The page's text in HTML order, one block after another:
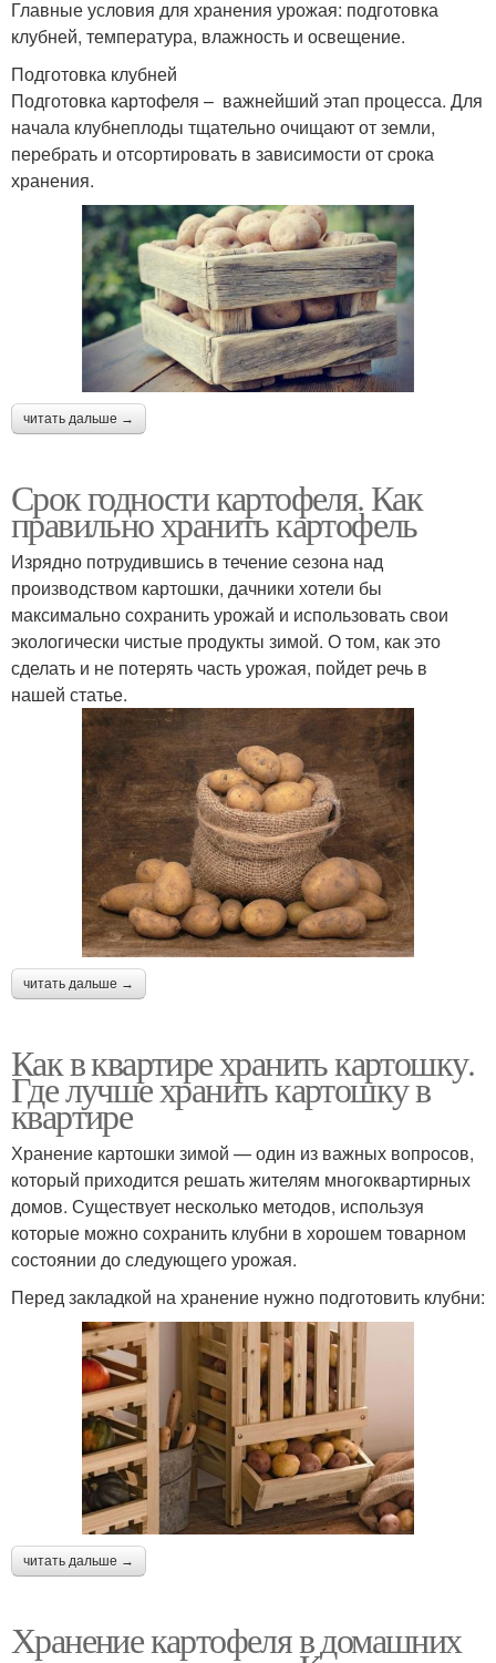
Главные условия для хранения урожая: подготовка
клубней, температура, влажность и освещение.
Подготовка клубней
Подготовка картофеля – важнейший этап процесса. Для
начала клубнеплоды тщательно очищают от земли,
перебрать и отсортировать в зависимости от срока
хранения.
читать дальше →
Срок годности картофеля. Как
правильно хранить картофель
Изрядно потрудившись в течение сезона над
производством картошки, дачники хотели бы
максимально сохранить урожай и использовать свои
экологически чистые продукты зимой. О том, как это
сделать и не потерять часть урожая, пойдет речь в
нашей статье.
читать дальше →
Как в квартире хранить картошку.
Где лучше хранить картошку в
квартире
Хранение картошки зимой — один из важных вопросов,
который приходится решать жителям многоквартирных
домов. Существует несколько методов, используя
которые можно сохранить клубни в хорошем товарном
состоянии до следующего урожая.
Перед закладкой на хранение нужно подготовить клубни:
читать дальше →
Хранение картофеля в домашних